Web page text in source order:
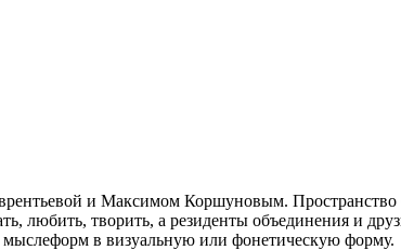
и Максимом Коршуновым. Пространство
любить, творить, а резиденты объединения и
в визуальную или фонетическую форму.